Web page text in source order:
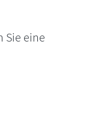
Sie eine